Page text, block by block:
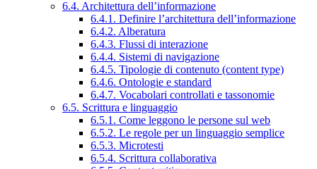
6.4. Architettura dell’informazione
6.4.1. Definire l’architettura dell’informazione
6.4.2. Alberatura
6.4.3. Flussi di interazione
6.4.4. Sistemi di navigazione
6.4.5. Tipologie di contenuto (content type)
6.4.6. Ontologie e standard
6.4.7. Vocabolari controllati e tassonomie
6.5. Scrittura e linguaggio
6.5.1. Come leggono le persone sul web
6.5.2. Le regole per un linguaggio semplice
6.5.3. Microtesti
6.5.4. Scrittura collaborativa